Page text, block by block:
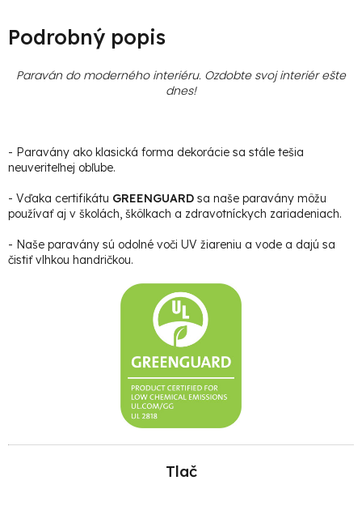
Podrobný popis
Paraván do moderného interiéru. Ozdobte svoj interiér ešte
dnes!
- Paravány ako klasická forma dekorácie sa stále tešia
neuveriteľnej obľube.
- Vďaka certifikátu GREENGUARD sa naše paravány môžu
používať aj v školách, škôlkach a zdravotníckych zariadeniach.
- Naše paravány sú odolné voči UV žiareniu a vode a dajú sa
čistiť vlhkou handričkou.
Tlač